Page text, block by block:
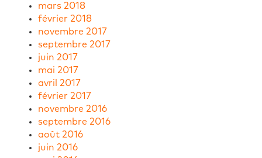
mars 2018
février 2018
novembre 2017
septembre 2017
juin 2017
mai 2017
avril 2017
février 2017
novembre 2016
septembre 2016
août 2016
juin 2016